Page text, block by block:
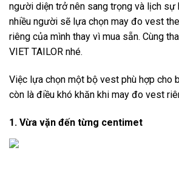
người diện trở nên sang trọng và lịch sự
nhiều người sẽ lựa chọn may đo vest
riêng của mình thay vì mua sẵn. Cùng
VIET TAILOR nhé.
Việc lựa chọn một bộ vest phù hợp cho
còn là điều khó khăn khi may đo vest
1. Vừa vặn đến từng centimet